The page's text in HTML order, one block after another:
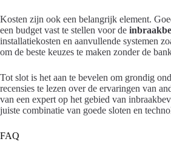
Kosten zijn ook een belangrijk element.
een budget vast te stellen voor de
installatiekosten en aanvullende systemen
om de beste keuzes te maken zonder de
Tot slot is het aan te bevelen om grondig
recensies te lezen over de ervaringen van
van een expert op het gebied van
juiste combinatie van goede sloten en
FAQ